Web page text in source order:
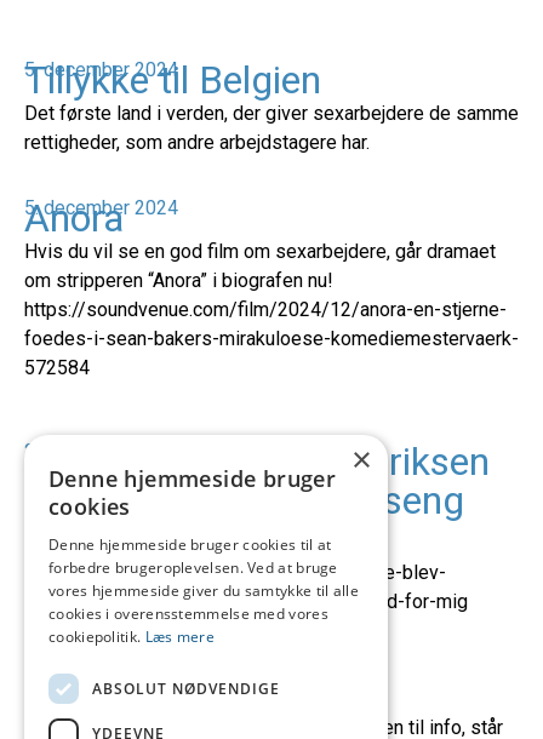
5. december 2024
Tillykke til Belgien
Det første land i verden, der giver sexarbejdere de samme
rettigheder, som andre arbejdstagere har.
5. december 2024
Anora
Hvis du vil se en god film om sexarbejdere, går dramaet
om stripperen “Anora” i biografen nu!
https://soundvenue.com/film/2024/12/anora-en-stjerne-
foedes-i-sean-bakers-mirakuloese-komediemestervaerk-
572584
20. august 2024
Mere fra Nynne Frederiksen
og hendes nye bog, ‘I seng
med eliten’
https://www.tv2ostjylland.dk/randers/nynne-blev-
sexarbejder-som-17-aarig-det-er-ikke-synd-for-mig
25. juli 2024
Kamala Harris
Vi håber at Kamala Harris kan slå Trump. Men til info, står
×
Denne hjemmeside bruger
cookies
Denne hjemmeside bruger cookies til at
forbedre brugeroplevelsen. Ved at bruge
vores hjemmeside giver du samtykke til alle
cookies i overensstemmelse med vores
cookiepolitik. Læs mere
ABSOLUT NØDVENDIGE
YDEEVNE